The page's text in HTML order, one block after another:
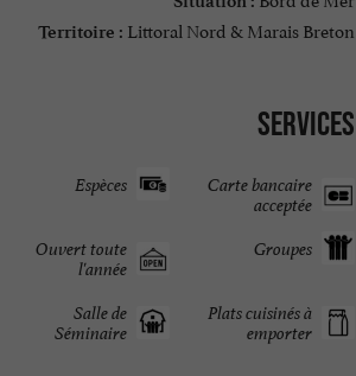
Territoire : Littoral Nord & Marais Breton
Services
Carte bancaire
acceptée
Espèces
Groupes
Ouvert toute
l'année
Plats cuisinés à
emporter
Salle de
Séminaire